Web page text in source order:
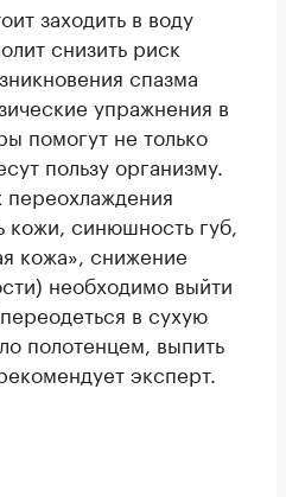
заходить в воду
снизить риск
спазма
упражнения в
помогут не только
пользу организму.
кожи, синюшность губ,
кожа», снижение
необходимо выйти
в сухую
полотенцем, выпить
эксперт.